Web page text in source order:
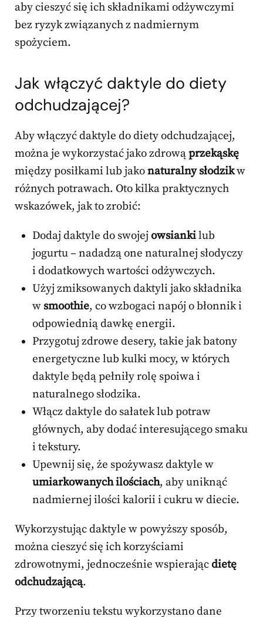
aby cieszyć się ich składnikami odżywczymi
bez ryzyk związanych z nadmiernym
spożyciem.
Jak włączyć daktyle do diety
odchudzającej?
Aby włączyć daktyle do diety odchudzającej,
można je wykorzystać jako zdrowąprzekąskę
między posiłkami lub jakonaturalny słodzikw
różnych potrawach. Oto kilka praktycznych
wskazówek, jak to zrobić:
Dodaj daktyle do swojejowsiankilub
jogurtu – nadadzą one naturalnej słodyczy
i dodatkowych wartości odżywczych.
Użyj zmiksowanych daktyli jako składnika
w smoothie, co wzbogaci napój o błonnik i
odpowiednią dawkę energii.
Przygotuj zdrowe desery, takie jak batony
energetyczne lub kulki mocy, w których
daktyle będą pełniły rolę spoiwa i
naturalnego słodzika.
Włącz daktyle do sałatek lub potraw
głównych, aby dodać interesującego smaku
i tekstury.
Upewnij się, że spożywasz daktyle w
umiarkowanych ilościach, aby uniknąć
nadmiernej ilości kalorii i cukru w diecie.
Wykorzystując daktyle w powyższy sposób,
można cieszyć się ich korzyściami
zdrowotnymi, jednocześnie wspierającdietę
odchudzającą.
Przy tworzeniu tekstu wykorzystano dane